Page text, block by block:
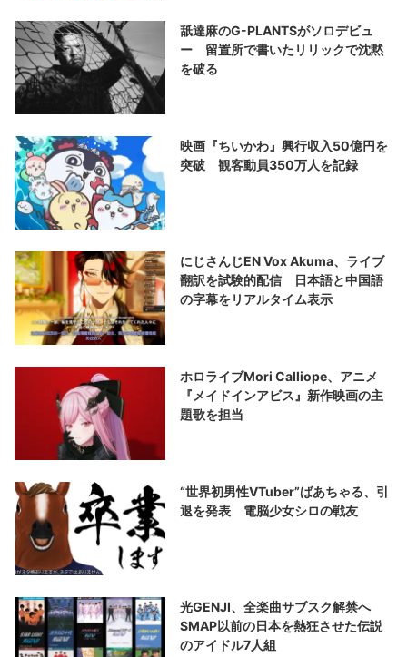
舐達麻のG-PLANTSがソロデビュ
ー 留置所で書いたリリックで沈黙
を破る
映画『ちいかわ』興行収入50億円を
突破 観客動員350万人を記録
にじさんじEN Vox Akuma、ライブ
翻訳を試験的配信 日本語と中国語
の字幕をリアルタイム表示
ホロライブMori Calliope、アニメ
『メイドインアビス』新作映画の主
題歌を担当
“世界初男性VTuber”ばあちゃる、引
退を発表 電脳少女シロの戦友
光GENJI、全楽曲サブスク解禁へ
SMAP以前の日本を熱狂させた伝説
のアイドル7人組